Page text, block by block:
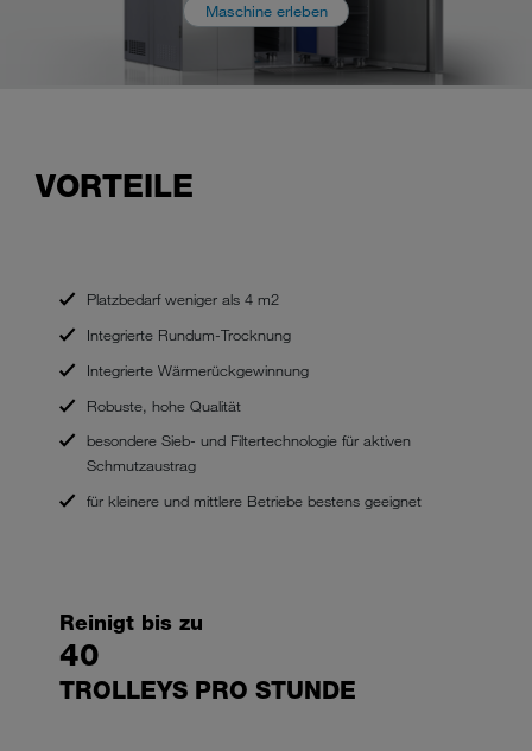
Maschine erleben
VORTEILE
Platzbedarf weniger als 4 m2
Integrierte Rundum-Trocknung
Integrierte Wärmerückgewinnung
Robuste, hohe Qualität
besondere Sieb- und Filtertechnologie für aktiven
Schmutzaustrag
für kleinere und mittlere Betriebe bestens geeignet
Reinigt bis zu
40
TROLLEYS PRO STUNDE